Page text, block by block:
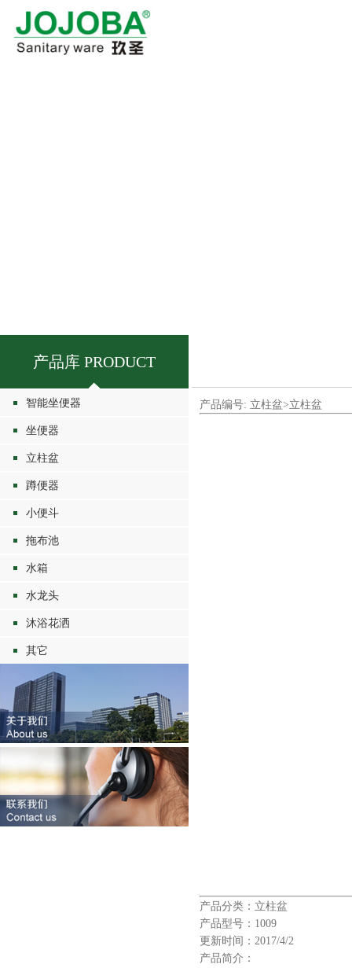
产品库 PRODUCT
智能坐便器
坐便器
立柱盆
蹲便器
小便斗
拖布池
水箱
水龙头
沐浴花洒
其它
产品编号: 立柱盆>立柱盆
产品分类：立柱盆
产品型号：1009
更新时间：2017/4/2
产品简介：